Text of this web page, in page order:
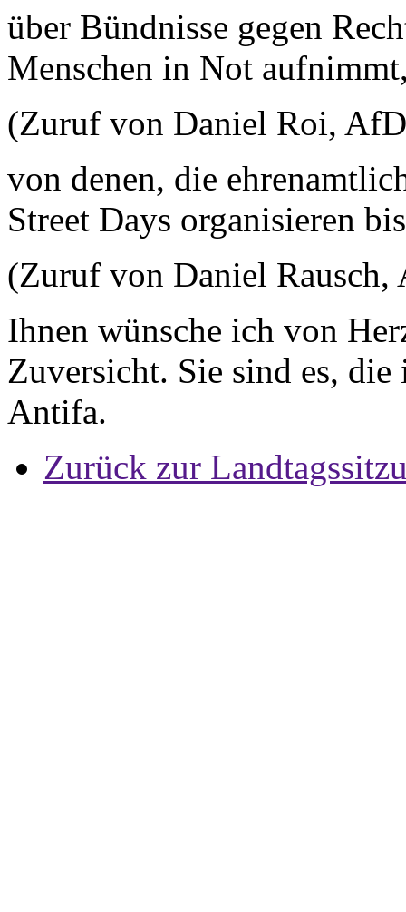
über Bündnisse gegen
Menschen in Not
(Zuruf von Daniel Roi,
von denen, die
Street Days organisieren
(Zuruf von Daniel Rausch,
Ihnen wünsche ich von
Zuversicht. Sie sind es,
Antifa.
Zurück zur